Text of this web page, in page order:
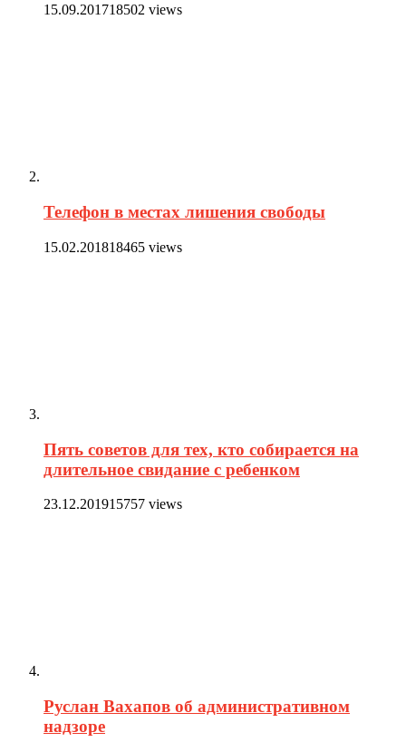
15.09.201718502 views
Телефон в местах лишения свободы
15.02.201818465 views
Пять советов для тех, кто собирается на
длительное свидание с ребенком
23.12.201915757 views
Руслан Вахапов об административном
надзоре